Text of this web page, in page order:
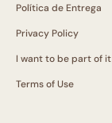
Política de Entrega
Privacy Policy
I want to be part of it
Terms of Use